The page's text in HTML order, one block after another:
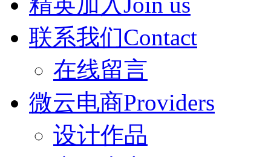
联系我们Contact
在线留言
微云电商Providers
设计作品